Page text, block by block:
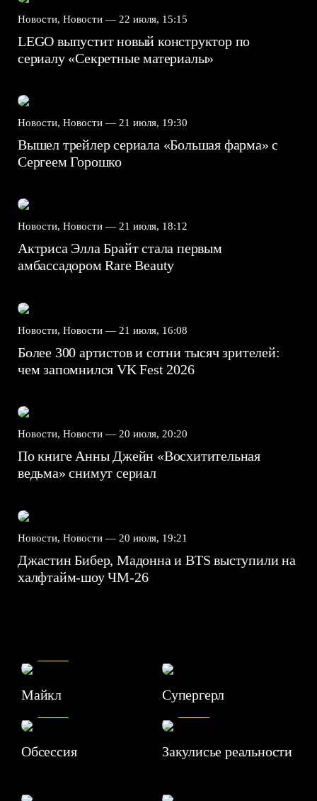
Новости, Новости — 22 июля, 15:15
LEGO выпустит новый конструктор по
сериалу «Секретные материалы»
Новости, Новости — 21 июля, 19:30
Вышел трейлер сериала «Большая фарма» с
Сергеем Горошко
Новости, Новости — 21 июля, 18:12
Актриса Элла Брайт стала первым
амбассадором Rare Beauty
Новости, Новости — 21 июля, 16:08
Более 300 артистов и сотни тысяч зрителей:
чем запомнился VK Fest 2026
Новости, Новости — 20 июля, 20:20
По книге Анны Джейн «Восхитительная
ведьма» снимут сериал
Новости, Новости — 20 июля, 19:21
Джастин Бибер, Мадонна и BTS выступили на
халфтайм-шоу ЧМ-26
Майкл Супергерл
Обсессия
7.1
Закулисье реальности